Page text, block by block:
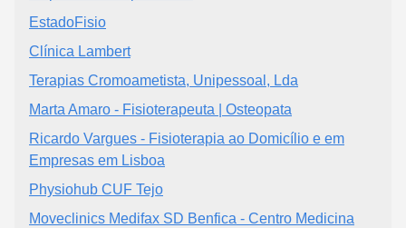
EstadoFisio
Clínica Lambert
Terapias Cromoametista, Unipessoal, Lda
Marta Amaro - Fisioterapeuta | Osteopata
Ricardo Vargues - Fisioterapia ao Domicílio e em
Empresas em Lisboa
Physiohub CUF Tejo
Moveclinics Medifax SD Benfica - Centro Medicina